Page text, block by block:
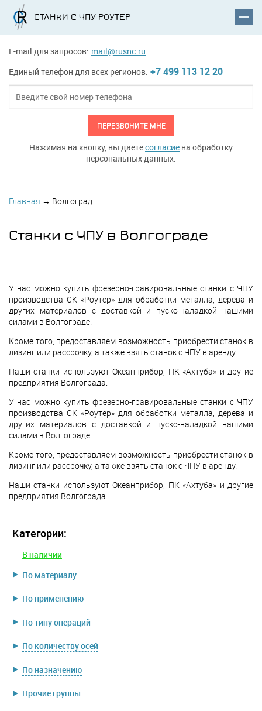
СТАНКИ С ЧПУ РОУТЕР
E-mail для запросов: mail@rusnc.ru
Единый телефон для всех регионов: +7 499 113 12 20
ПЕРЕЗВОНИТЕ МНЕ
Нажимая на кнопку, вы даетесогласие на обработку
персональных данных.
Главная → Волгоград
Станки с ЧПУ в Волгограде
У нас можно купить фрезерно-гравировальные станки с ЧПУ
производства СК «Роутер» для обработки металла, дерева и
других материалов с доставкой и пуско-наладкой нашими
силами в Волгограде.
Кроме того, предоставляем возможность приобрести станок в
лизинг или рассрочку, а также взять станок с ЧПУ в аренду.
Наши станки используют Океанприбор, ПК «Ахтуба» и другие
предприятия Волгограда.
У нас можно купить фрезерно-гравировальные станки с ЧПУ
производства СК «Роутер» для обработки металла, дерева и
других материалов с доставкой и пуско-наладкой нашими
силами в Волгограде.
Кроме того, предоставляем возможность приобрести станок в
лизинг или рассрочку, а также взять станок с ЧПУ в аренду.
Наши станки используют Океанприбор, ПК «Ахтуба» и другие
предприятия Волгограда.
Категории:
В наличии
По материалу
По применению
По типу операций
По количеству осей
По назначению
Прочие группы